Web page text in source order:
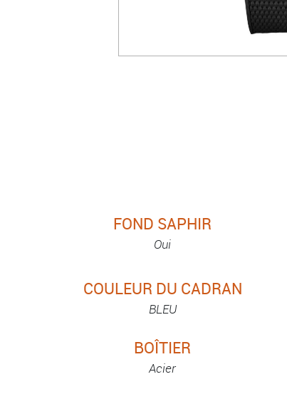
FOND SAPHIR
Oui
COULEUR DU CADRAN
BLEU
BOÎTIER
Acier